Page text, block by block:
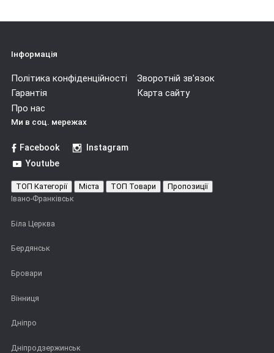
Інформація
Політика конфіденційності
Зворотній зв'язок
Гарантія
Карта сайту
Про нас
Ми в соц. мережах
Facebook
Instagram
Youtube
ТОП Категорії Міста ТОП Товари
Пропозиції
Івано-Франківськ
Біла Церква
Бердянськ
Бровари
Вінниця
Дніпро
Дніпродзержинськ